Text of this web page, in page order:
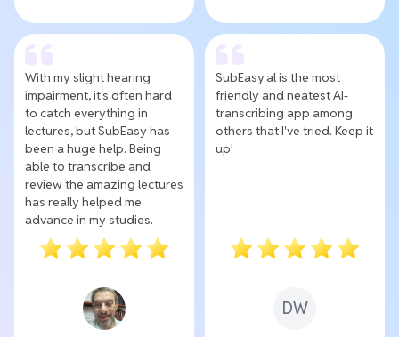
With my slight hearing
impairment, it's often hard
to catch everything in
lectures, but SubEasy has
been a huge help. Being
able to transcribe and
review the amazing lectures
has really helped me
advance in my studies.
SubEasy.al is the most
friendly and neatest AI-
transcribing app among
others that I've tried. Keep it
up!
DW